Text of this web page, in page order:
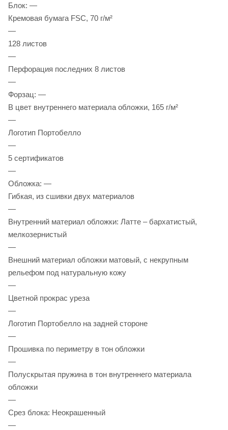
Блок: —
Кремовая бумага FSC, 70 г/м²
—
128 листов
—
Перфорация последних 8 листов
—
Форзац: —
В цвет внутреннего материала обложки, 165 г/м²
—
Логотип Портобелло
—
5 сертификатов
—
Обложка: —
Гибкая, из сшивки двух материалов
—
Внутренний материал обложки: Латте – бархатистый,
мелкозернистый
—
Внешний материал обложки матовый, с некрупным
рельефом под натуральную кожу
—
Цветной прокрас уреза
—
Логотип Портобелло на задней стороне
—
Прошивка по периметру в тон обложки
—
Полускрытая пружина в тон внутреннего материала
обложки
—
Срез блока: Неокрашенный
—